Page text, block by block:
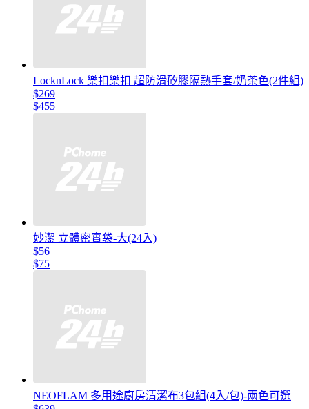
LocknLock 樂扣樂扣 超防滑矽膠隔熱手套/奶茶色(2件組)
$269
$455
妙潔 立體密實袋-大(24入)
$56
$75
NEOFLAM 多用途廚房清潔布3包組(4入/包)-兩色可選